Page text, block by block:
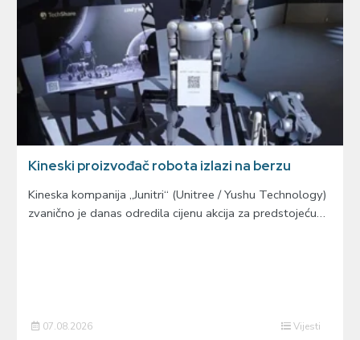
Kineski proizvođač robota izlazi na berzu
Kineska kompanija „Junitri“ (Unitree / Yushu Technology)
zvanično je danas odredila cijenu akcija za predstojeću…
07.08.2026 Vijesti